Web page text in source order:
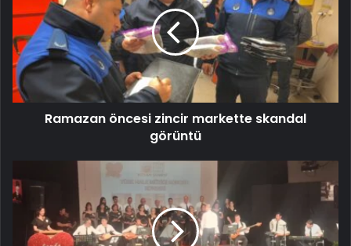
Ramazan öncesi zincir markette skandal
görüntü